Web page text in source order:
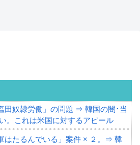
田奴隷労働」の問題 ⇒ 韓国の闇･当
。これは米国に対するアピール
はたるんでいる」案件 × ２。⇒ 韓